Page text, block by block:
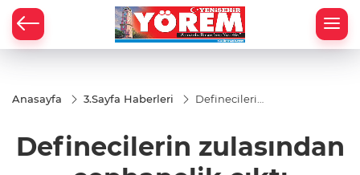
Anasayfa 3.Sayfa Haberleri
Definecilerin
Definecilerin zulasından